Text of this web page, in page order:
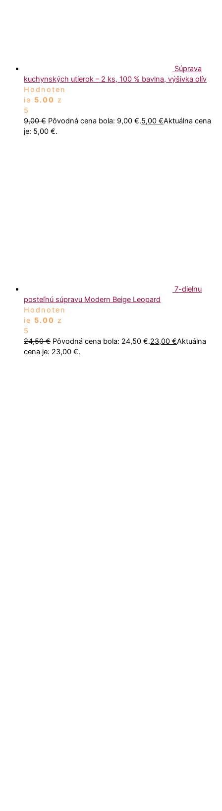
Súprava
kuchynských utierok – 2 ks, 100 % bavlna, výšivka olív
Hodnoten
ie 5.00 z
5
9,00€ Pôvodná cena bola: 9,00 €.5,00 €Aktuálna cena
je: 5,00 €.
7-dielnu
posteľnú súpravu Modern Beige Leopard
Hodnoten
ie 5.00 z
5
24,50€ Pôvodná cena bola: 24,50 €.23,00 €Aktuálna
cena je: 23,00 €.